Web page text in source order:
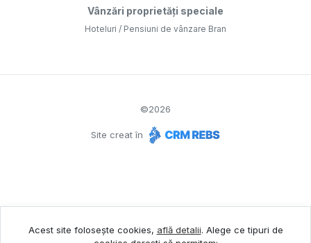
Vânzări proprietăți speciale
Hoteluri / Pensiuni de vânzare Bran
©2026
Site creat în
Acest site folosește cookies, află detalii. Alege ce tipuri de